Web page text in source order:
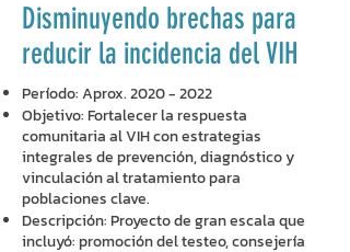
Disminuyendo brechas para
reducir la incidencia del VIH
Período: Aprox.2020 - 2022
Objetivo: Fortalecer la respuesta
comunitaria al VIH con estrategias
integrales de prevención, diagnóstico y
vinculación al tratamiento para
poblaciones clave.
Descripción: Proyecto de gran escala que
incluyó: promoción del testeo, consejería